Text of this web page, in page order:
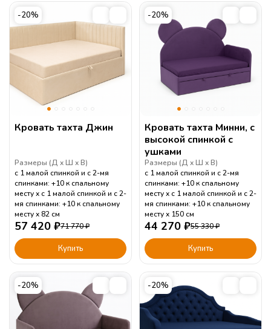
-20%
Кровать тахта Джин
Размеры (Д Ш В)
с 1 малой спинкой и с 2-мя
спинками: +10 к спальному
месту
с 1 малой спинкой и с 2-
мя спинками: +10 к спальному
месту
82 см
57 420 ₽71 770₽
Купить
-20%
Кровать тахта Минни, с
высокой спинкой с
ушками
Размеры (Д Ш В)
с 1 малой спинкой и с 2-мя
спинками: +10 к спальному
месту
с 1 малой спинкой и с 2-
мя спинками: +10 к спальному
месту
150 см
44 270 ₽55 330₽
Купить
-20% -20%